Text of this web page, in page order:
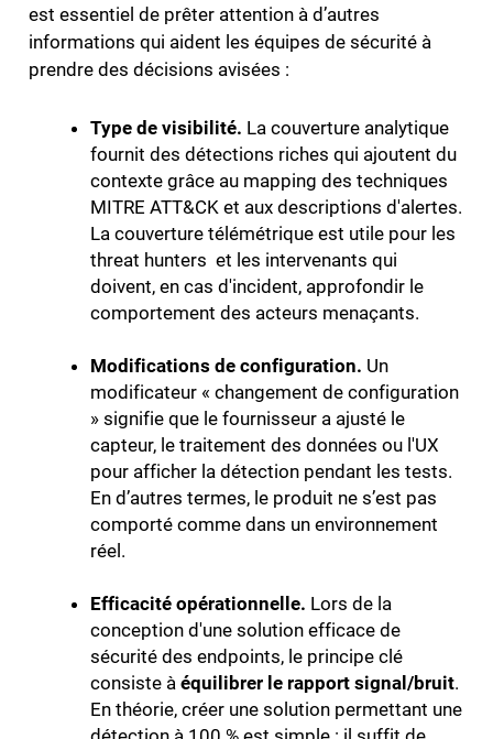
est essentiel de prêter attention à d’autres
informations qui aident les équipes de sécurité à
prendre des décisions avisées :
Type de visibilité. La couverture analytique
fournit des détections riches qui ajoutent du
contexte grâce au mapping des techniques
MITRE ATT&CK et aux descriptions d'alertes.
La couverture télémétrique est utile pour les
threat hunters et les intervenants qui
doivent, en cas d'incident, approfondir le
comportement des acteurs menaçants.
Modifications de configuration. Un
modificateur « changement de configuration
» signifie que le fournisseur a ajusté le
capteur, le traitement des données ou l'UX
pour afficher la détection pendant les tests.
En d’autres termes, le produit ne s’est pas
comporté comme dans un environnement
réel.
Efficacité opérationnelle. Lors de la
conception d'une solution efficace de
sécurité des endpoints, le principe clé
consiste à équilibrer le rapport signal/bruit.
En théorie, créer une solution permettant une